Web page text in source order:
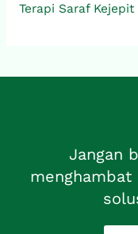
Terapi Saraf Kejepit
Jangan
menghambat